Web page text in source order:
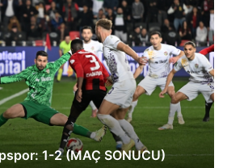
1-2 (MAÇ SONUCU)